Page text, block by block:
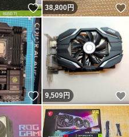
いいね！
38,800円
いいね！
9,509円